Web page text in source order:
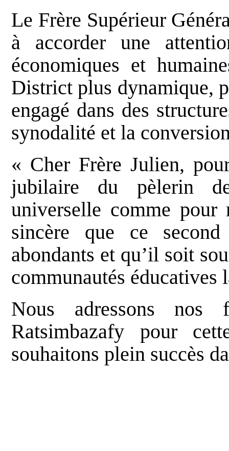
Le Frère Supérieur
à accorder une
économiques et
District plus dynamique,
engagé dans des
synodalité et la
« Cher Frère Julien,
jubilaire du pèlerin
universelle comme
sincère que ce
abondants et qu’il soit
communautés éducatives
Nous adressons nos
Ratsimbazafy pour
souhaitons plein succès